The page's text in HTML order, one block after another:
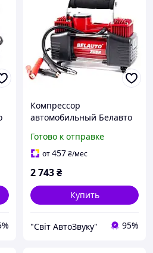
Компрессор
автомобильный Белавто
Готово к отправке
от457₴/мес
2 743₴
Купить
"Світ АвтоЗвуку" 95%